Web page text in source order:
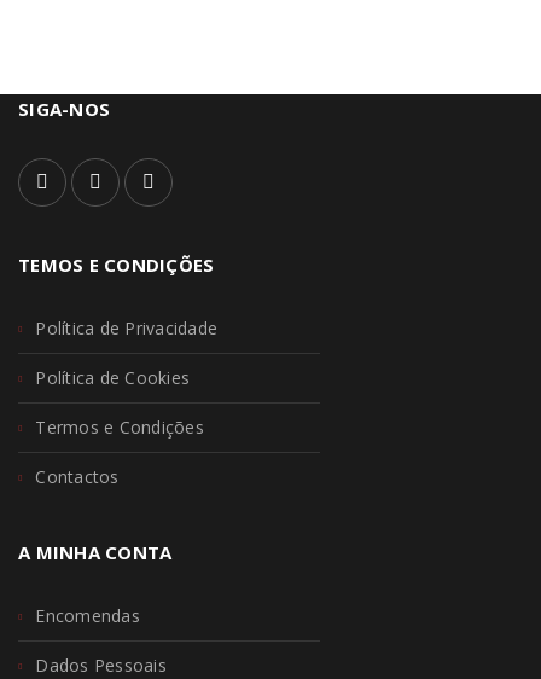
SIGA-NOS
TEMOS E CONDIÇÕES
Política de Privacidade
Política de Cookies
Termos e Condições
Contactos
A MINHA CONTA
Encomendas
Dados Pessoais